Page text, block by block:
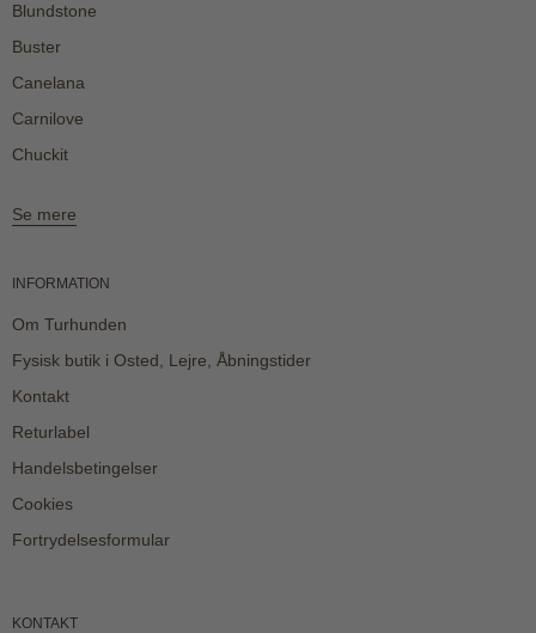
Blundstone
Buster
Canelana
Carnilove
Chuckit
Se mere
INFORMATION
Om Turhunden
Fysisk butik i Osted, Lejre, Åbningstider
Kontakt
Returlabel
Handelsbetingelser
Cookies
Fortrydelsesformular
KONTAKT